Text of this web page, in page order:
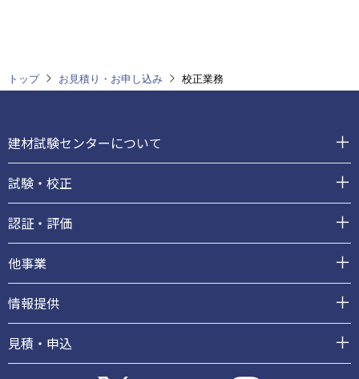
トップ お見積り・お申し込み 校正業務
ッ
タ
ー
建材試験センターについて
試験・校正
認証・評価
他事業
情報提供
見積・申込